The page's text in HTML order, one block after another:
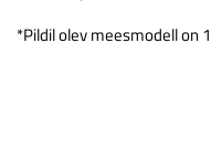
*Pildil olev meesmodell on